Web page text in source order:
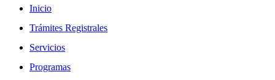
Inicio
Trámites Registrales
Servicios
Programas